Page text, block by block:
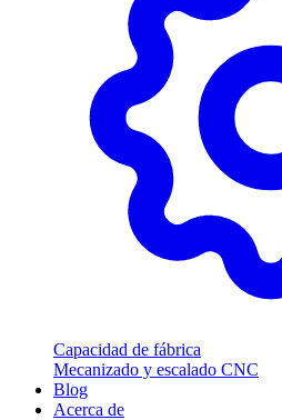
Capacidad de fábrica
Mecanizado y escalado CNC
Blog
Acerca de